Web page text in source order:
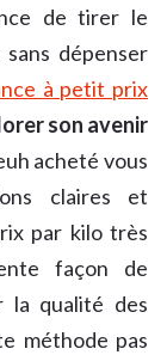
de tirer le
dépenser
à petit prix
son avenir
acheté vous
claires et
par kilo très
façon de
la qualité des
méthode pas